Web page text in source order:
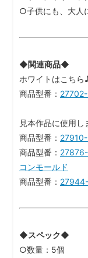
○子供にも、大人
◆関連商品◆
ホワイトはこちら
商品型番：
見本作品に使用し
商品型番：
商品型番：
コンモールド
商品型番：
◆スペック◆
○数量：5個